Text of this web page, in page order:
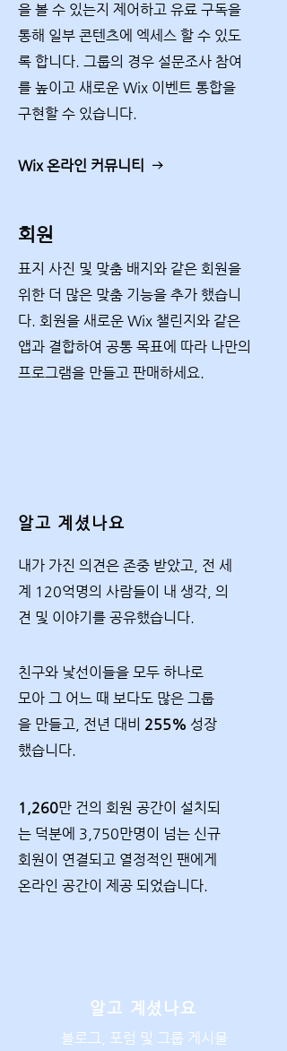
을 볼 수 있는지 제어하고 유료 구독을
통해 일부 콘텐츠에 엑세스 할 수 있도
록 합니다. 그룹의 경우 설문조사 참여
를 높이고 새로운 Wix 이벤트 통합을
구현할 수 있습니다.
Wix 온라인 커뮤니티
회원
표지 사진 및 맞춤 배지와 같은 회원을
위한 더 많은 맞춤 기능을 추가 했습니
다. 회원을 새로운 Wix 챌린지와 같은
앱과 결합하여 공통 목표에 따라 나만의
프로그램을 만들고 판매하세요.
알고 계셨나요
내가 가진 의견은 존중 받았고, 전 세
계 120억명의 사람들이 내 생각, 의
견 및 이야기를 공유했습니다.
친구와 낯선이들을 모두 하나로
모아 그 어느 때 보다도 많은 그룹
을 만들고, 전년 대비 255% 성장
했습니다.
1,260만 건의 회원 공간이 설치되
는 덕분에 3,750만명이 넘는 신규
회원이 연결되고 열정적인 팬에게
온라인 공간이 제공 되었습니다.
알고 계셨나요
블로그, 포럼 및 그룹 게시물